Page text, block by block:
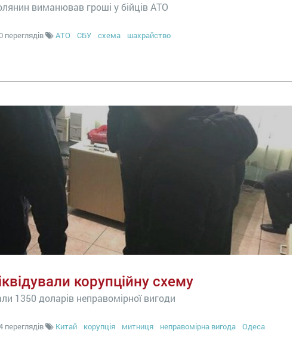
виманював гроші у бійців АТО
переглядів АТО СБУ схема шахрайство
корупційну схему
1350 доларів неправомірної вигоди
переглядів Китай корупція митниця неправомірна вигода
Одеса